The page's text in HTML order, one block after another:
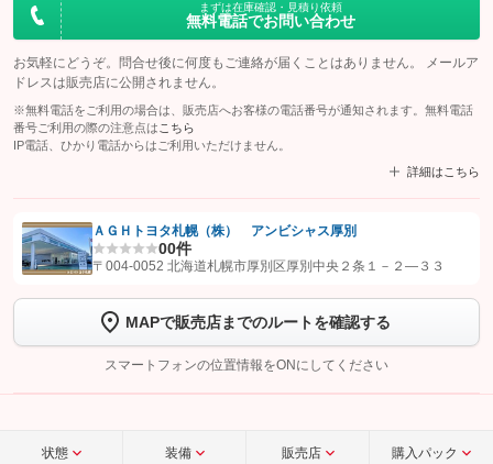
まずは在庫確認・見積り依頼
無料電話でお問い合わせ
お気軽にどうぞ。問合せ後に何度もご連絡が届くことはありません。 メールア
ドレスは販売店に公開されません。
※無料電話をご利用の場合は、販売店へお客様の電話番号が通知されます。無料電話
番号ご利用の際の注意点は こちら
IP電話、ひかり電話からはご利用いただけません。
詳細はこちら
【STEP1】認証画面でグーネットを友だち追加してから「許可する」ボタンを押
トーク画面で
ボタンをタップして問い合わせを
完了してください。
こちら
ＡＧＨトヨタ札幌（株） アンビシャス厚別
00件
〒004-0052 北海道札幌市厚別区厚別中央２条１－２―３３
MAPで販売店までのルートを確認する
スマートフォンの位置情報をONにしてください
状態 装備 販売店 購入パック